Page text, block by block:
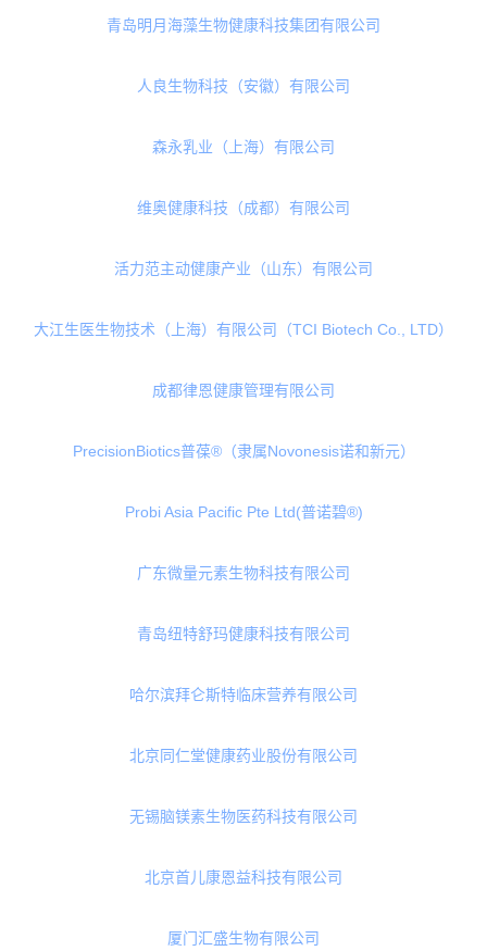
西安速力奥生物科技有限公司
上海艾益生实业发展有限公司
河南益恒源生物科技有限公司
益海嘉里食品科技有限公司
中创益科（上海）健康科技有限公司
青岛明月海藻生物健康科技集团有限公司
人良生物科技（安徽）有限公司
森永乳业（上海）有限公司
维奥健康科技（成都）有限公司
活力范主动健康产业（山东）有限公司
大江生医生物技术（上海）有限公司（TCI Biotech Co., LTD）
成都律恩健康管理有限公司
PrecisionBiotics普葆®（隶属Novonesis诺和新元）
Probi Asia Pacific Pte Ltd(普诺碧®)
广东微量元素生物科技有限公司
青岛纽特舒玛健康科技有限公司